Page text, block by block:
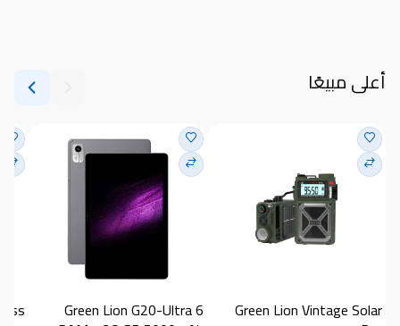
أعلى مبيعًا